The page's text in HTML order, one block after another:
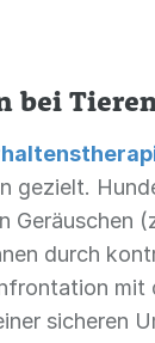
bei
gezielt.
Geräuschen
durch
mit
sicheren